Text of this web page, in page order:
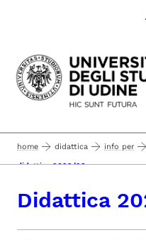
Passa al
home didattica info per
didattica 2022/23
Didattica